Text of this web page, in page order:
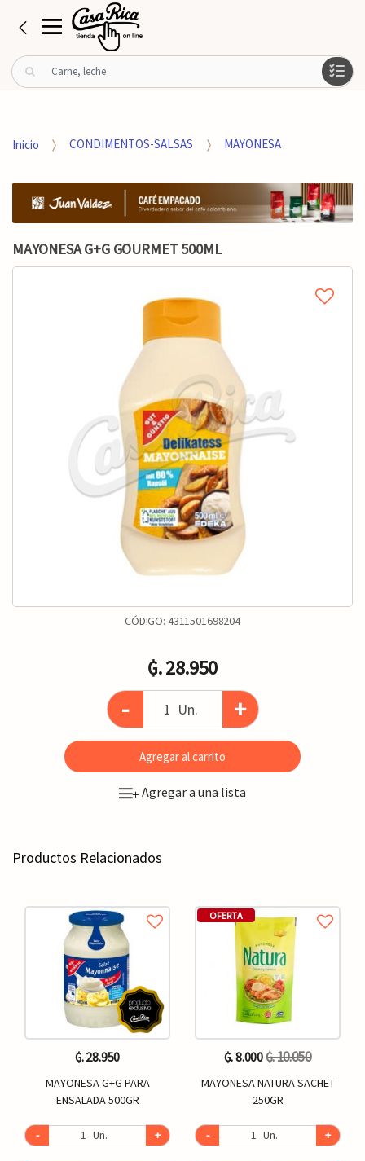
B
u
r
o
Inicio CONDIMENTOS-SALSAS MAYONESA
MAYONESA G+G GOURMET 500ML
CÓDIGO: 4311501698204
₲. 28.950
- Un. +
Agregar al carrito
+Agregar a una lista
Productos Relacionados
₲. 28.950
MAYONESA G+G PARA
ENSALADA 500GR
- Un. +
OFERTA
₲. 8.000₲. 10.050
MAYONESA NATURA SACHET
250GR
- Un. +